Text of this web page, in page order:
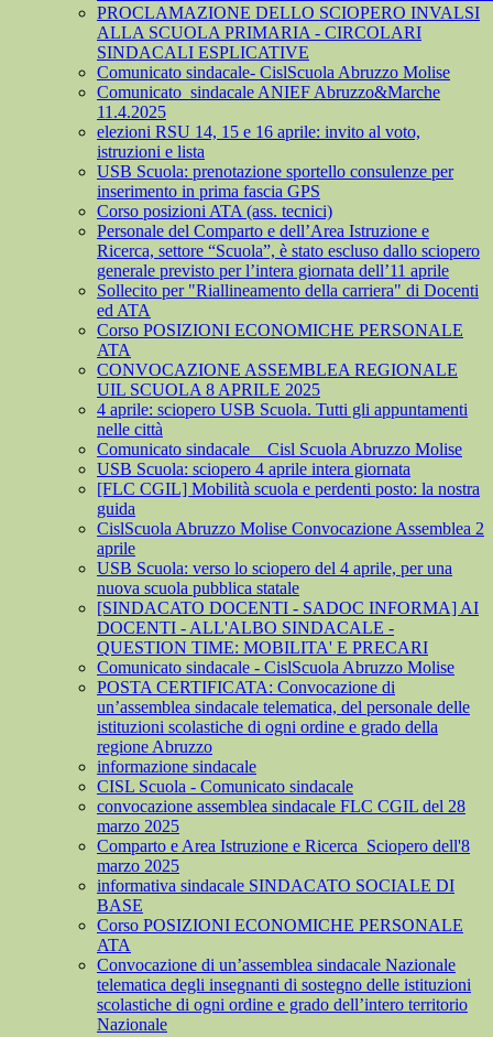
PROCLAMAZIONE DELLO SCIOPERO INVALSI
ALLA SCUOLA PRIMARIA - CIRCOLARI
SINDACALI ESPLICATIVE
Comunicato sindacale- CislScuola Abruzzo Molise
Comunicato_sindacale ANIEF Abruzzo&Marche
11.4.2025
elezioni RSU 14, 15 e 16 aprile: invito al voto,
istruzioni e lista
USB Scuola: prenotazione sportello consulenze per
inserimento in prima fascia GPS
Corso posizioni ATA (ass. tecnici)
Personale del Comparto e dell’Area Istruzione e
Ricerca, settore “Scuola”, è stato escluso dallo sciopero
generale previsto per l’intera giornata dell’11 aprile
Sollecito per "Riallineamento della carriera" di Docenti
ed ATA
Corso POSIZIONI ECONOMICHE PERSONALE
ATA
CONVOCAZIONE ASSEMBLEA REGIONALE
UIL SCUOLA 8 APRILE 2025
4 aprile: sciopero USB Scuola. Tutti gli appuntamenti
nelle città
Comunicato sindacale _ Cisl Scuola Abruzzo Molise
USB Scuola: sciopero 4 aprile intera giornata
[FLC CGIL] Mobilità scuola e perdenti posto: la nostra
guida
CislScuola Abruzzo Molise Convocazione Assemblea 2
aprile
USB Scuola: verso lo sciopero del 4 aprile, per una
nuova scuola pubblica statale
[SINDACATO DOCENTI - SADOC INFORMA] AI
DOCENTI - ALL'ALBO SINDACALE -
QUESTION TIME: MOBILITA' E PRECARI
Comunicato sindacale - CislScuola Abruzzo Molise
POSTA CERTIFICATA: Convocazione di
un’assemblea sindacale telematica, del personale delle
istituzioni scolastiche di ogni ordine e grado della
regione Abruzzo
informazione sindacale
CISL Scuola - Comunicato sindacale
convocazione assemblea sindacale FLC CGIL del 28
marzo 2025
Comparto e Area Istruzione e Ricerca_Sciopero dell'8
marzo 2025
informativa sindacale SINDACATO SOCIALE DI
BASE
Corso POSIZIONI ECONOMICHE PERSONALE
ATA
Convocazione di un’assemblea sindacale Nazionale
telematica degli insegnanti di sostegno delle istituzioni
scolastiche di ogni ordine e grado dell’intero territorio
Nazionale